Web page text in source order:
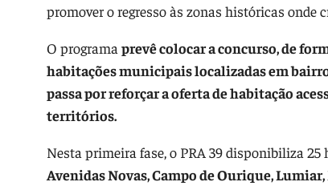
promover o regresso às zonas históricas onde
O programaprevê colocar a concurso, de
habitações municipais localizadas em
passa por reforçar a oferta de habitação
territórios.
Nesta primeira fase, o PRA 39 disponibiliza
Avenidas Novas, Campo de Ourique,